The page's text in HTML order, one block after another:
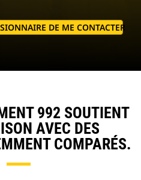
DE ME CONTACTER
992 SOUTIENT
AVEC DES
COMPARÉS.